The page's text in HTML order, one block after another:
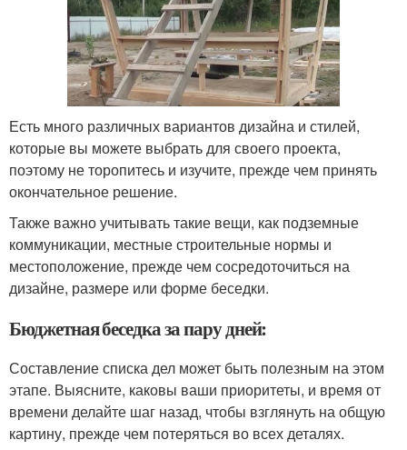
Есть много различных вариантов дизайна и стилей,
которые вы можете выбрать для своего проекта,
поэтому не торопитесь и изучите, прежде чем принять
окончательное решение.
Также важно учитывать такие вещи, как подземные
коммуникации, местные строительные нормы и
местоположение, прежде чем сосредоточиться на
дизайне, размере или форме беседки.
Бюджетная беседка за пару дней:
Составление списка дел может быть полезным на этом
этапе. Выясните, каковы ваши приоритеты, и время от
времени делайте шаг назад, чтобы взглянуть на общую
картину, прежде чем потеряться во всех деталях.